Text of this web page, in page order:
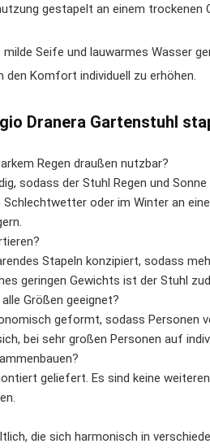
gestapelt an einem trockenen
Seife und lauwarmes Wasser
den Komfort individuell zu erhöhen.
Dranera Gartenstuhl
Regen draußen nutzbar?
sodass der Stuhl Regen und
oder im Winter an
Stapeln konzipiert, sodass
geringen Gewichts ist der Stuhl
Größen geeignet?
geformt, sodass Personen
bei sehr großen Personen auf
geliefert. Es sind keine
die sich harmonisch in